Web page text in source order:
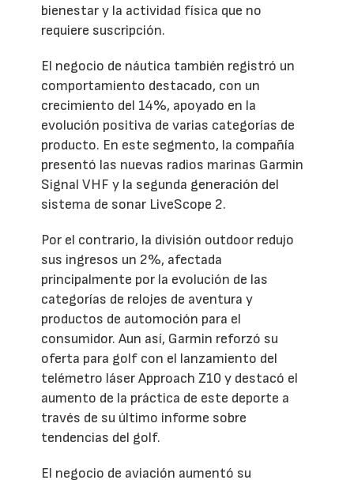
bienestar y la actividad física que no
requiere suscripción.
El negocio de náutica también registró un
comportamiento destacado, con un
crecimiento del 14%, apoyado en la
evolución positiva de varias categorías de
producto. En este segmento, la compañía
presentó las nuevas radios marinas Garmin
Signal VHF y la segunda generación del
sistema de sonar LiveScope 2.
Por el contrario, la división outdoor redujo
sus ingresos un 2%, afectada
principalmente por la evolución de las
categorías de relojes de aventura y
productos de automoción para el
consumidor. Aun así, Garmin reforzó su
oferta para golf con el lanzamiento del
telémetro láser Approach Z10 y destacó el
aumento de la práctica de este deporte a
través de su último informe sobre
tendencias del golf.
El negocio de aviación aumentó su